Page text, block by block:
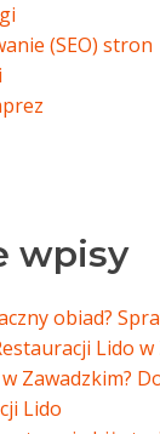
(SEO) stron
wpisy
obiad?
Lido w
Zawadzkim?
Lido